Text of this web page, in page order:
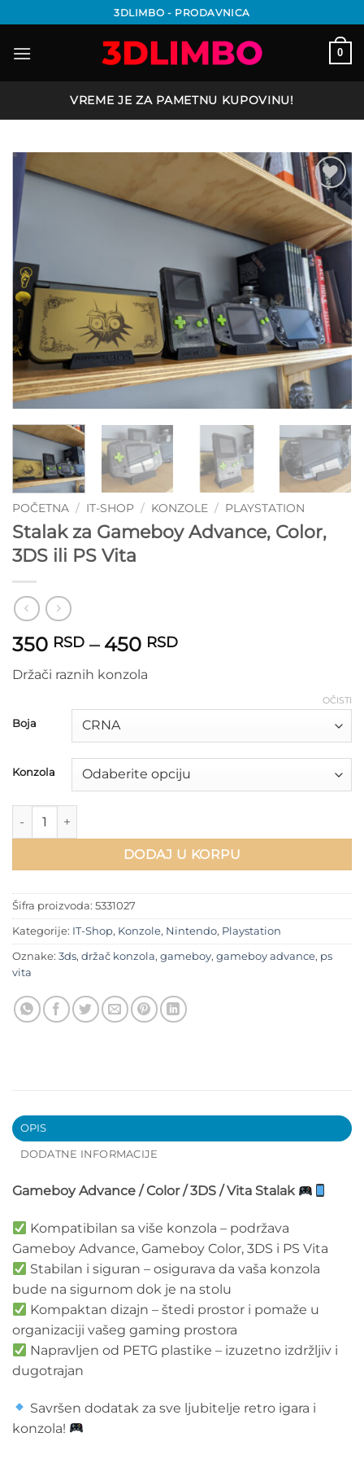
na
sadržaj
3DLIMBO - PRODAVNICA
0
VREME JE ZA PAMETNU KUPOVINU!
Add to
wishlist
POČETNA / IT-SHOP / KONZOLE / PLAYSTATION
Stalak za Gameboy Advance, Color,
3DS ili PS Vita
350 RSD – 450 RSDRaspon
450 RSD
Držači raznih konzola
Boja
Konzola
OČISTI
Stalak za Gameboy Advance, Color, 3DS ili PS Vita količina
DODAJ U KORPU
Šifra proizvoda: 5331027
Kategorije: IT-Shop, Konzole, Nintendo, Playstation
Oznake: 3ds, držač konzola, gameboy, gameboy advance, ps
vita
OPIS
DODATNE INFORMACIJE
Gameboy Advance / Color / 3DS / Vita Stalak
Kompatibilan sa više konzola – podržava
Gameboy Advance, Gameboy Color, 3DS i PS Vita
Stabilan i siguran – osigurava da vaša konzola
bude na sigurnom dok je na stolu
Kompaktan dizajn – štedi prostor i pomaže u
organizaciji vašeg gaming prostora
Napravljen od PETG plastike – izuzetno izdržljiv i
dugotrajan
Savršen dodatak za sve ljubitelje retro igara i
konzola!